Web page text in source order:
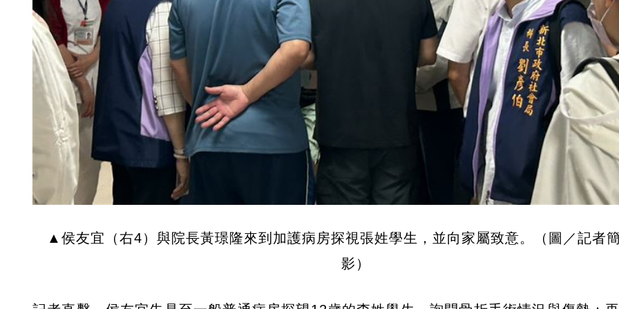
▲侯友宜（右4）與院長黃璟隆來到加護病房探視張姓學生，並向家屬致意。（圖／記者
影）